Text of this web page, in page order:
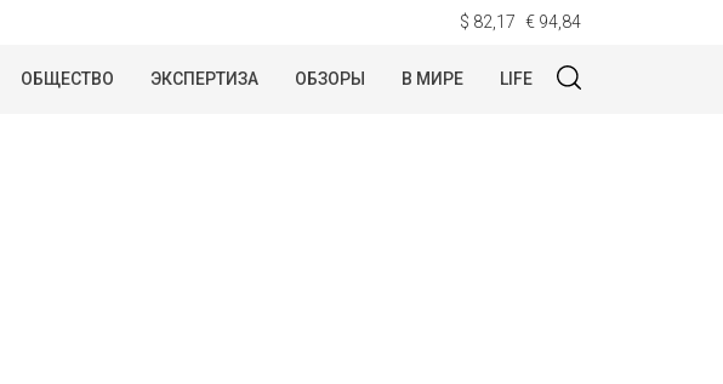
$ 82,17 € 94,84
ОБЩЕСТВО ЭКСПЕРТИЗА ОБЗОРЫ В МИРЕ LIFE